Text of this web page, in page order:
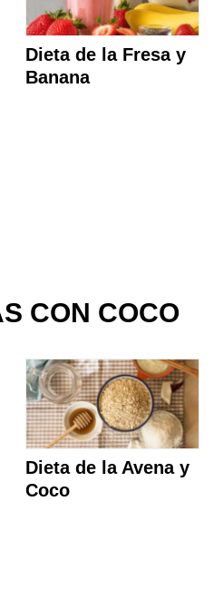
Dieta de la Fresa y
Banana
CON COCO
Dieta de la Avena y
Coco